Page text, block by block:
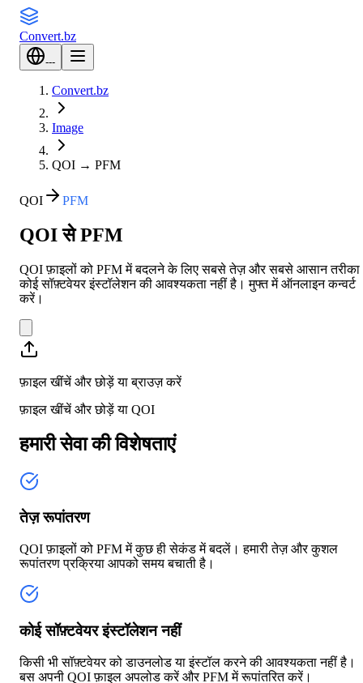
Convert.bz
---
Convert.bz
Image
QOI → PFM
QOI PFM
QOI से PFM
QOI फ़ाइलों को PFM में बदलने के लिए सबसे तेज़ और सबसे आसान
कोई सॉफ़्टवेयर इंस्टॉलेशन की आवश्यकता नहीं है। मुफ्त में ऑनलाइन कन्वर्ट
करें।
फ़ाइल खींचें और छोड़ें या ब्राउज़ करें
फ़ाइल खींचें और छोड़ें या QOI
हमारी सेवा की विशेषताएं
तेज़ रूपांतरण
QOI फ़ाइलों को PFM में कुछ ही सेकंड में बदलें। हमारी तेज़ और कुशल
रूपांतरण प्रक्रिया आपको समय बचाती है।
कोई सॉफ़्टवेयर इंस्टॉलेशन नहीं
किसी भी सॉफ़्टवेयर को डाउनलोड या इंस्टॉल करने की आवश्यकता नहीं है।
बस अपनी QOI फ़ाइल अपलोड करें और PFM में रूपांतरित करें।